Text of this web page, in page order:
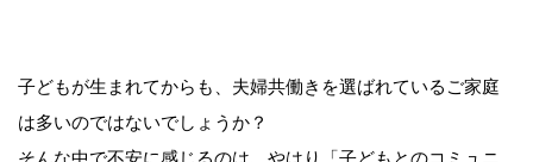
子どもが生まれてからも、夫婦共働きを選ばれているご家庭
は多いのではないでしょうか？
そんな中で不安に感じるのは、やはり「子どもとのコミュニ